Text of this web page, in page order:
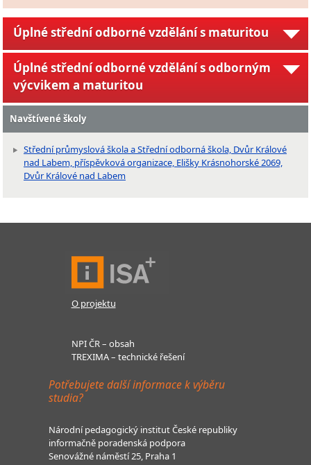
Úplné střední odborné vzdělání s maturitou
Úplné střední odborné vzdělání s odborným
výcvikem a maturitou
Navštívené školy
Střední průmyslová škola a Střední odborná škola, Dvůr Králové
nad Labem, příspěvková organizace, Elišky Krásnohorské 2069,
Dvůr Králové nad Labem
O projektu
NPI ČR – obsah
TREXIMA – technické řešení
Potřebujete další informace k výběru
studia?
Národní pedagogický institut České republiky
informačně poradenská podpora
Senovážné náměstí 25, Praha 1